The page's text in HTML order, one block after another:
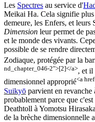
Les Spectres au service d'
Meikai Ha. Cela signifie
demeure, les Enfers, et leurs
Dimension leur permet de
et le monde des vivants.
possible de se rendre
Zodiaque, protégée par la
nd_chapter_046-2">[2]</a>, et il
dimensionnel approprié<a
Suikyō parvient en revanche
probablement parce que
Deathtoll à Yomotsu
de la brèche dimensionnelle